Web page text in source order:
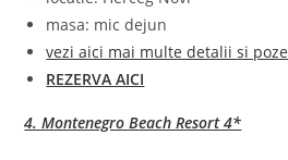
masa: mic dejun
vezi aici mai multe detalii si poze
REZERVA AICI
4. Montenegro Beach Resort 4*